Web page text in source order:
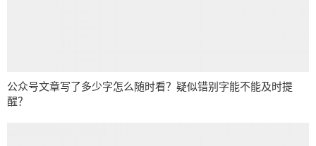
公众号文章写了多少字怎么随时看？疑似错别字能不能及时提
醒？